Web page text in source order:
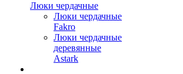
Люки чердачные
Люки чердачные
Fakro
Люки чердачные
деревянные
Astark